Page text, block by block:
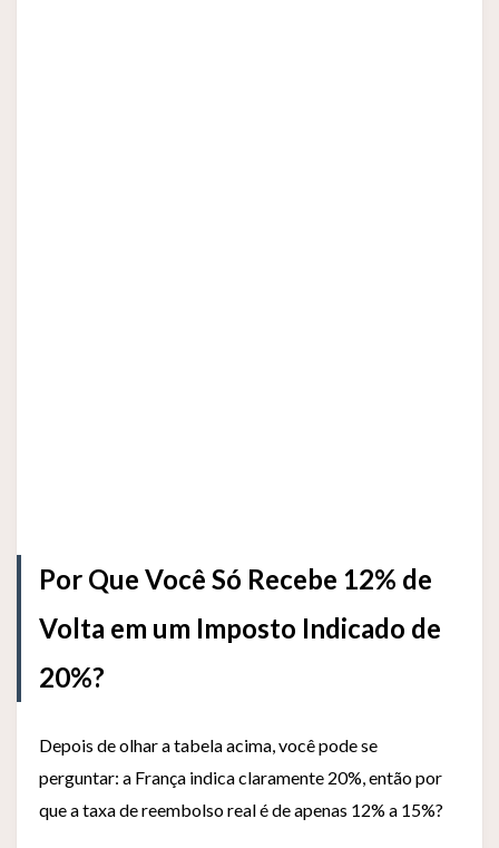
Por Que Você Só Recebe 12% de
Volta em um Imposto Indicado de
20%?
Depois de olhar a tabela acima, você pode se
perguntar: a França indica claramente 20%, então por
que a taxa de reembolso real é de apenas 12% a 15%?